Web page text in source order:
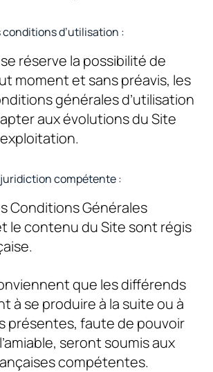
d’utilisation :
se réserve la possibilité de
moment et sans préavis, les
générales d’utilisation
aux évolutions du Site
compétente :
Conditions Générales
le contenu du Site sont régis
que les différends
à se produire à la suite ou à
présentes, faute de pouvoir
seront soumis aux
compétentes.